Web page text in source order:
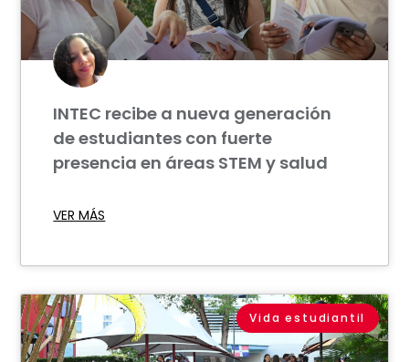
INTEC recibe a nueva generación
de estudiantes con fuerte
presencia en áreas STEM y salud
VER MÁS
Vida estudiantil